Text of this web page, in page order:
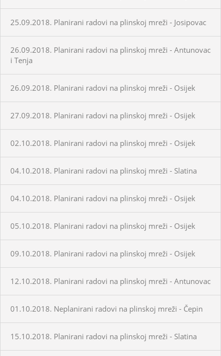
25.09.2018. Planirani radovi na plinskoj mreži - Josipovac
26.09.2018. Planirani radovi na plinskoj mreži - Antunovac
i Tenja
26.09.2018. Planirani radovi na plinskoj mreži - Osijek
27.09.2018. Planirani radovi na plinskoj mreži - Osijek
02.10.2018. Planirani radovi na plinskoj mreži - Osijek
04.10.2018. Planirani radovi na plinskoj mreži - Slatina
04.10.2018. Planirani radovi na plinskoj mreži - Osijek
05.10.2018. Planirani radovi na plinskoj mreži - Osijek
09.10.2018. Planirani radovi na plinskoj mreži - Osijek
12.10.2018. Planirani radovi na plinskoj mreži - Antunovac
01.10.2018. Neplanirani radovi na plinskoj mreži - Čepin
15.10.2018. Planirani radovi na plinskoj mreži - Slatina